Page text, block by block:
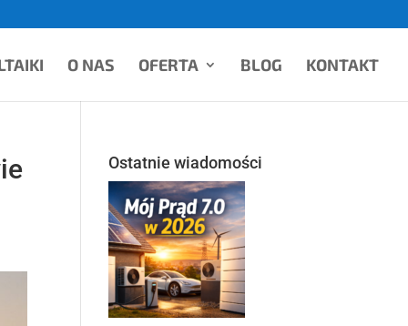
O NAS OFERTA BLOG KONTAKT
Ostatnie wiadomości